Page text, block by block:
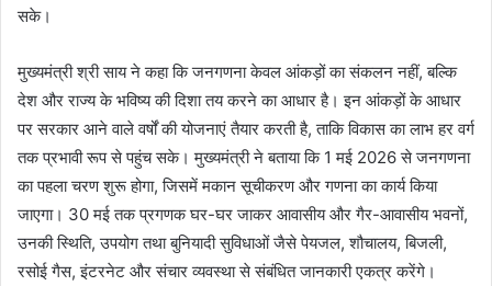
सके।
मुख्यमंत्री श्री साय ने कहा कि जनगणना केवल आंकड़ों का संकलन नहीं, बल्कि
देश और राज्य के भविष्य की दिशा तय करने का आधार है। इन आंकड़ों के आधार
पर सरकार आने वाले वर्षों की योजनाएं तैयार करती है, ताकि विकास का लाभ हर वर्ग
तक प्रभावी रूप से पहुंच सके। मुख्यमंत्री ने बताया कि 1 मई 2026 से जनगणना
का पहला चरण शुरू होगा, जिसमें मकान सूचीकरण और गणना का कार्य किया
जाएगा। 30 मई तक प्रगणक घर-घर जाकर आवासीय और गैर-आवासीय भवनों,
उनकी स्थिति, उपयोग तथा बुनियादी सुविधाओं जैसे पेयजल, शौचालय, बिजली,
रसोई गैस, इंटरनेट और संचार व्यवस्था से संबंधित जानकारी एकत्र करेंगे।